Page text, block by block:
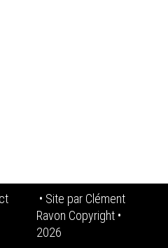
• Site par Clément
Ravon Copyright •
2026